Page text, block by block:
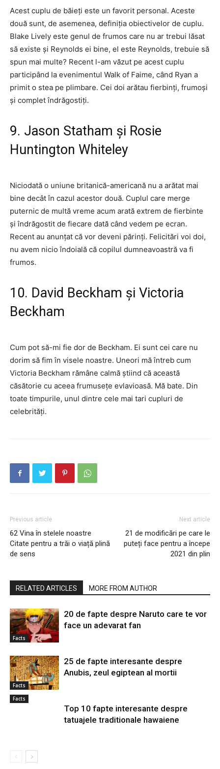
Acest cuplu de băieți este un favorit personal. Aceste
două sunt, de asemenea, definiția obiectivelor de cuplu.
Blake Lively este genul de frumos care nu ar trebui lăsat
să existe și Reynolds ei bine, el este Reynolds, trebuie să
spun mai multe? Recent l-am văzut pe acest cuplu
participând la evenimentul Walk of Faime, când Ryan a
primit o stea pe plimbare. Cei doi arătau fierbinți, frumoși
și complet îndrăgostiți.
9. Jason Statham și Rosie
Huntington Whiteley
Niciodată o uniune britanică-americană nu a arătat mai
bine decât în ​​​​cazul acestor două. Cuplul care merge
puternic de multă vreme acum arată extrem de fierbinte
și îndrăgostit de fiecare dată când vedem pe ecran.
Recent au anunțat că vor deveni părinți. Felicitări voi doi,
nu avem nicio îndoială că copilul dumneavoastră va fi
frumos.
10. David Beckham și Victoria
Beckham
Cum pot să-mi fie dor de Beckham. Ei sunt cei care nu
dorim să fim în visele noastre. Uneori mă întreb cum
Victoria Beckham rămâne calmă știind că această
căsătorie cu aceea frumusețe evlavioasă. Mă bate. Din
toate timpurile, unul dintre cele mai tari cupluri de
celebrități.
Previous article
62 Vina în stelele noastre
Citate pentru a trăi o viață plină
de sens
Next article
21 de modificări pe care le
puteți face pentru a începe
2021 din plin
RELATED ARTICLES MORE FROM AUTHOR
Facts
20 de fapte despre Naruto care te vor
face un adevarat fan
Facts
25 de fapte interesante despre
Anubis, zeul egiptean al mortii
Facts
Top 10 fapte interesante despre
tatuajele traditionale hawaiene